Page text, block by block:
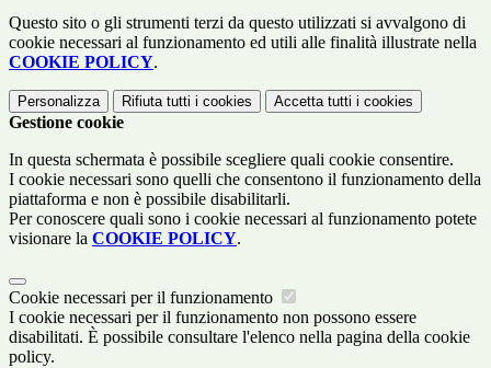
Questo sito o gli strumenti terzi da questo utilizzati si avvalgono di
cookie necessari al funzionamento ed utili alle finalità illustrate nella
COOKIE POLICY.
Personalizza Rifiuta tutti i cookies Accetta tutti i cookies
Gestione cookie
In questa schermata è possibile scegliere quali cookie consentire.
I cookie necessari sono quelli che consentono il funzionamento della
piattaforma e non è possibile disabilitarli.
Per conoscere quali sono i cookie necessari al funzionamento potete
visionare la COOKIE POLICY.
Cookie necessari per il funzionamento
I cookie necessari per il funzionamento non possono essere
disabilitati. È possibile consultare l'elenco nella pagina della cookie
policy.